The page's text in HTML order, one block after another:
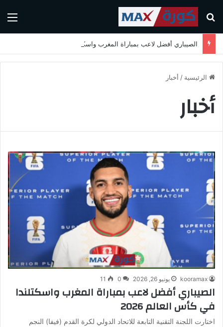
بحث عن
الرئيسية / أخبار
أخبار
kooramax يونيو 26, 2026 0
11
الصيباري أفضل لاعب بمباراة المغرب واسكتلندا
في كأس العالم 2026
اختارت اللجنة التقنية التابعة للاتحاد الدولي لكرة القدم (فيفا) النجم